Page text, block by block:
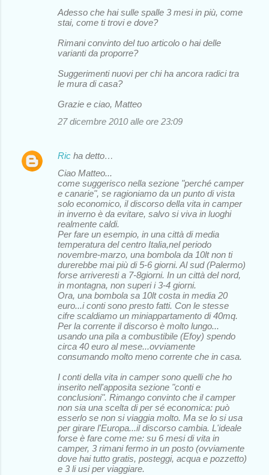
Adesso che hai sulle spalle 3 mesi in più, come
stai, come ti trovi e dove?
Rimani convinto del tuo articolo o hai delle
varianti da proporre?
Suggerimenti nuovi per chi ha ancora radici tra
le mura di casa?
Grazie e ciao, Matteo
27 dicembre 2010 alle ore 23:09
Ric ha detto…
Ciao Matteo...
come suggerisco nella sezione "perché camper
e canarie", se ragioniamo da un punto di vista
solo economico, il discorso della vita in camper
in inverno è da evitare, salvo si viva in luoghi
realmente caldi.
Per fare un esempio, in una città di media
temperatura del centro Italia,nel periodo
novembre-marzo, una bombola da 10lt non ti
durerebbe mai più di 5-6 giorni. Al sud (Palermo)
forse arriveresti a 7-8giorni. In un città del nord,
in montagna, non superi i 3-4 giorni.
Ora, una bombola sa 10lt costa in media 20
euro...i conti sono presto fatti. Con le stesse
cifre scaldiamo un miniappartamento di 40mq.
Per la corrente il discorso è molto lungo...
usando una pila a combustibile (Efoy) spendo
circa 40 euro al mese...ovviamente
consumando molto meno corrente che in casa.
I conti della vita in camper sono quelli che ho
inserito nell'apposita sezione "conti e
conclusioni". Rimango convinto che il camper
non sia una scelta di per sé economica: può
esserlo se non si viaggia molto. Ma se lo si usa
per girare l'Europa...il discorso cambia. L'ideale
forse è fare come me: su 6 mesi di vita in
camper, 3 rimani fermo in un posto (ovviamente
dove hai tutto gratis, posteggi, acqua e pozzetto)
e 3 li usi per viaggiare.